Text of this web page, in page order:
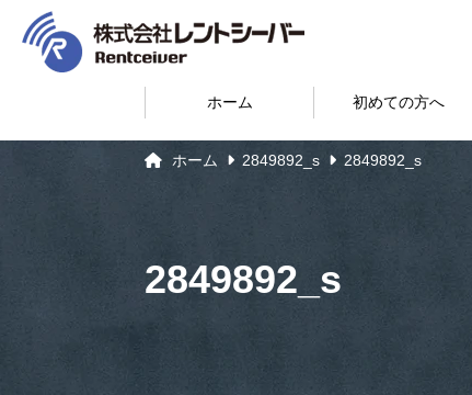
ホーム 初めての方へ
ホーム 2849892_s 2849892_s
2849892_s